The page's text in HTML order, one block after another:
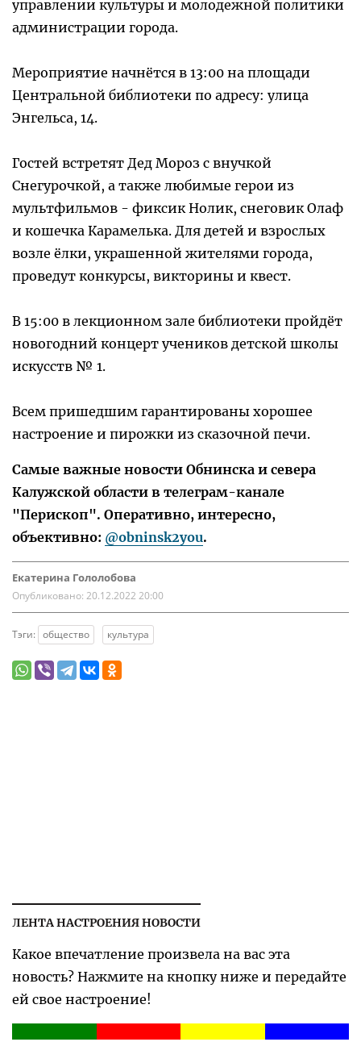
управлении культуры и молодежной политики
администрации города.
Мероприятие начнётся в 13:00 на площади
Центральной библиотеки по адресу: улица
Энгельса, 14.
Гостей встретят Дед Мороз с внучкой
Снегурочкой, а также любимые герои из
мультфильмов - фиксик Нолик, снеговик Олаф
и кошечка Карамелька. Для детей и взрослых
возле ёлки, украшенной жителями города,
проведут конкурсы, викторины и квест.
В 15:00 в лекционном зале библиотеки пройдёт
новогодний концерт учеников детской школы
искусств № 1.
Всем пришедшим гарантированы хорошее
настроение и пирожки из сказочной печи.
Самые важные новости Обнинска и севера
Калужской области в телеграм-канале
"Перископ". Оперативно, интересно,
объективно: @obninsk2you.
Екатерина Гололобова
Опубликовано: 20.12.2022 20:00
Тэги: общество культура
ЛЕНТА НАСТРОЕНИЯ НОВОСТИ
Какое впечатление произвела на вас эта
новость? Нажмите на кнопку ниже и передайте
ей свое настроение!